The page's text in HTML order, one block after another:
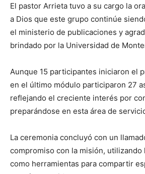
El pastor Arrieta tuvo a su cargo la
a Dios que este grupo continúe
el ministerio de publicaciones y
brindado por la Universidad de
Aunque 15 participantes iniciaron el
en el último módulo participaron 27
reflejando el creciente interés por
preparándose en esta área de
La ceremonia concluyó con un
compromiso con la misión, utilizando
como herramientas para compartir